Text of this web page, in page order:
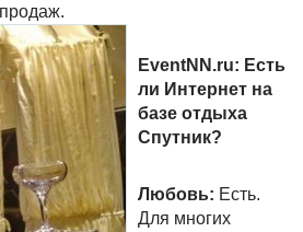
EventNN.ru: Есть
ли Интернет на
базе отдыха
Спутник?
Любовь: Есть.
Для многих